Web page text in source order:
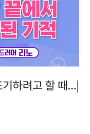
하려고 할 때...|